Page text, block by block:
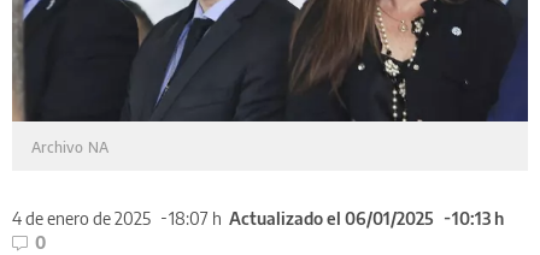
Archivo NA
4 de enero de 2025 18:07 h Actualizado el 06/01/2025
10:13 h
0